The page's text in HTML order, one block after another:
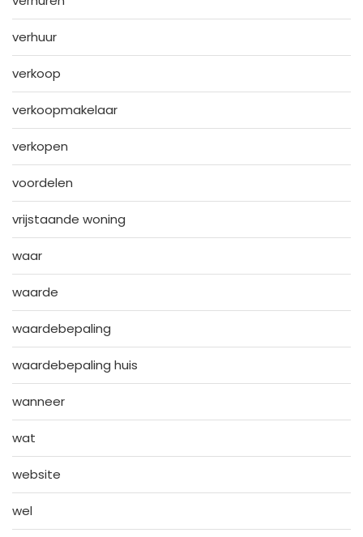
verhuur
verkoop
verkoopmakelaar
verkopen
voordelen
vrijstaande woning
waar
waarde
waardebepaling
waardebepaling huis
wanneer
wat
website
wel